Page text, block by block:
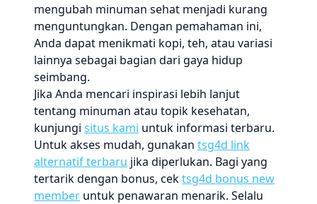
mengubah minuman sehat menjadi kurang
menguntungkan. Dengan pemahaman ini,
Anda dapat menikmati kopi, teh, atau variasi
lainnya sebagai bagian dari gaya hidup
seimbang.
Jika Anda mencari inspirasi lebih lanjut
tentang minuman atau topik kesehatan,
kunjungi situs kami untuk informasi terbaru.
Untuk akses mudah, gunakan tsg4d link
alternatif terbaru jika diperlukan. Bagi yang
tertarik dengan bonus, cektsg4d bonus new
member untuk penawaran menarik. Selalu